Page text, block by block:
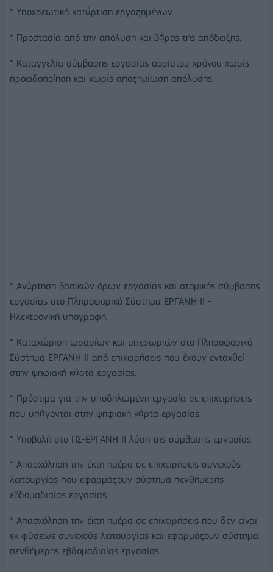
* Υποχρεωτική κατάρτιση εργαζομένων.
* Προστασία από την απόλυση και βάρος της απόδειξης.
* Καταγγελία σύμβασης εργασίας αορίστου χρόνου χωρίς
προειδοποίηση και χωρίς αποζημίωση απόλυσης.
* Ανάρτηση βασικών όρων εργασίας και ατομικής σύμβασης
εργασίας στο Πληροφορικό Σύστημα ΕΡΓΑΝΗ ΙΙ -
Ηλεκτρονική υπογραφή.
* Καταχώριση ωραρίων και υπερωριών στο Πληροφορικό
Σύστημα ΕΡΓΑΝΗ ΙΙ από επιχειρήσεις που έχουν ενταχθεί
στην ψηφιακή κάρτα εργασίας.
* Πρόστιμα για την υποδηλωμένη εργασία σε επιχειρήσεις
που υπάγονται στην ψηφιακή κάρτα εργασίας.
* Υποβολή στο ΠΣ-ΕΡΓΑΝΗ ΙΙ λύση της σύμβασης εργασίας.
* Απασχόληση την έκτη ημέρα σε επιχειρήσεις συνεχούς
λειτουργίας που εφαρμόζουν σύστημα πενθήμερης
εβδομαδιαίας εργασίας.
* Απασχόληση την έκτη ημέρα σε επιχειρήσεις που δεν είναι
εκ φύσεως συνεχούς λειτουργίας και εφαρμόζουν σύστημα
πενθήμερης εβδομαδιαίας εργασίας.